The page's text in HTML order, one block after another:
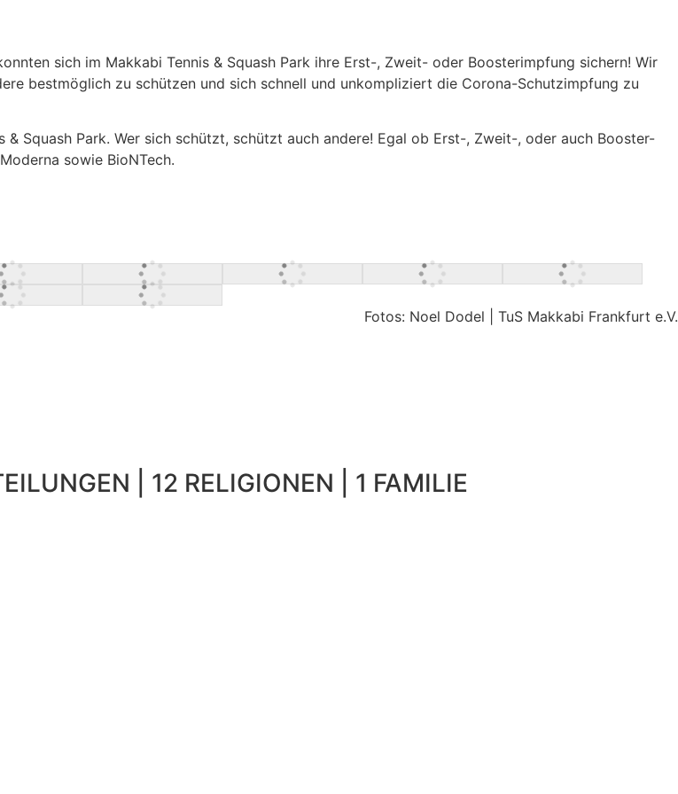
sich im Makkabi Tennis & Squash Park ihre Erst-, Zweit- oder Boosterimpfung sichern! Wir
bestmöglich zu schützen und sich schnell und unkompliziert die Corona-Schutzimpfung zu
Squash Park. Wer sich schützt, schützt auch andere! Egal ob Erst-, Zweit-, oder auch Booster-
sowie BioNTech.
Fotos: Noel Dodel | TuS Makkabi Frankfurt e.V.
| 12 RELIGIONEN | 1 FAMILIE